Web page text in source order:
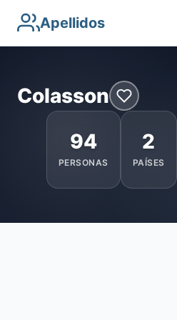
Apellidos
Colasson
94
PERSONAS
2
PAÍSES